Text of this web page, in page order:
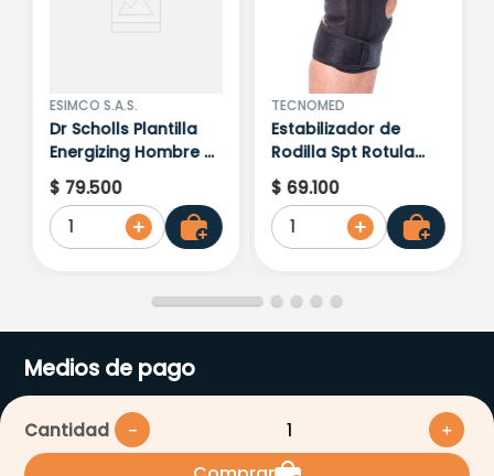
Cantidad ＋
－
ESIMCO S.A.S.
Dr Scholls Plantilla
Energizing Hombre 2
Und
$ 79.500
1
TECNOMED
Estabilizador de
Rodilla Spt Rotula
Negro Talla Unica
$ 69.100
1
Medios de pago